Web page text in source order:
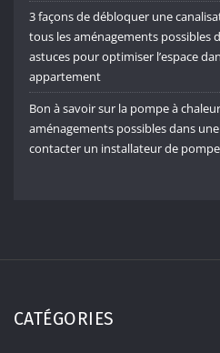
3 façons de débloquer une
tous les aménagements possibles
astuces pour optimiser l’espace
appartement
Bon à savoir sur la pompe à
aménagements possibles dans
contacter un installateur de
CATÉGORIES